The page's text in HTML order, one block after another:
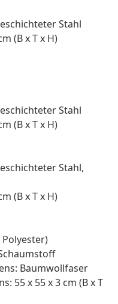
Stahl
(B x T x H)
Stahl
(B x T x H)
Stahl,
(B x T x H)
Baumwollfaser
55 x 55 x 3 cm (B x T